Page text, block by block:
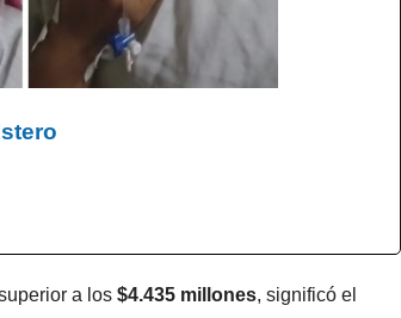
a los $4.435 millones, significó el